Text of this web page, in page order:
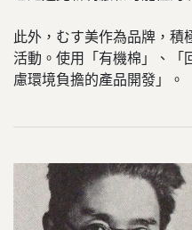
此外，むす美作為品牌，積
活動。使用「有機棉」、「
慮環境負擔的產品開發」。